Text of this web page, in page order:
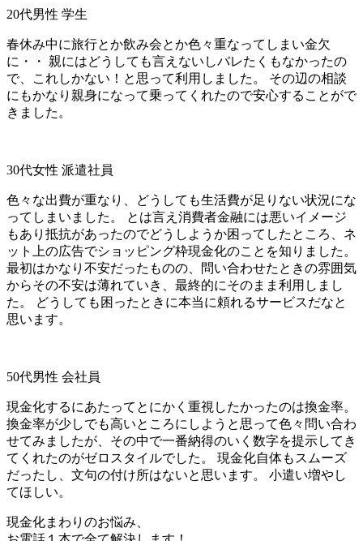
20代男性 学生
春休み中に旅行とか飲み会とか色々重なってしまい金欠
に・・ 親にはどうしても言えないしバレたくもなかったの
で、これしかない！と思って利用しました。 その辺の相談
にもかなり親身になって乗ってくれたので安心することがで
きました。
30代女性 派遣社員
色々な出費が重なり、どうしても生活費が足りない状況にな
ってしまいました。 とは言え消費者金融には悪いイメージ
もあり抵抗があったのでどうしようか困ってしたところ、ネ
ット上の広告でショッピング枠現金化のことを知りました。
最初はかなり不安だったものの、問い合わせたときの雰囲気
からその不安は薄れていき、最終的にそのまま利用しまし
た。 どうしても困ったときに本当に頼れるサービスだなと
思います。
50代男性 会社員
現金化するにあたってとにかく重視したかったのは換金率。
換金率が少しでも高いところにしようと思って色々問い合わ
せてみましたが、その中で一番納得のいく数字を提示してき
てくれたのがゼロスタイルでした。 現金化自体もスムーズ
だったし、文句の付け所はないと思います。 小遣い増やし
てほしい。
現金化まわりのお悩み、